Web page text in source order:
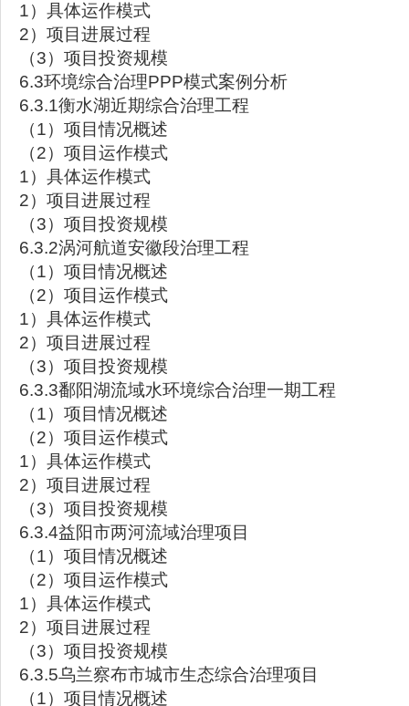
1）具体运作模式
2）项目进展过程
（3）项目投资规模
6.3环境综合治理PPP模式案例分析
6.3.1衡水湖近期综合治理工程
（1）项目情况概述
（2）项目运作模式
1）具体运作模式
2）项目进展过程
（3）项目投资规模
6.3.2涡河航道安徽段治理工程
（1）项目情况概述
（2）项目运作模式
1）具体运作模式
2）项目进展过程
（3）项目投资规模
6.3.3鄱阳湖流域水环境综合治理一期工程
（1）项目情况概述
（2）项目运作模式
1）具体运作模式
2）项目进展过程
（3）项目投资规模
6.3.4益阳市两河流域治理项目
（1）项目情况概述
（2）项目运作模式
1）具体运作模式
2）项目进展过程
（3）项目投资规模
6.3.5乌兰察布市城市生态综合治理项目
（1）项目情况概述